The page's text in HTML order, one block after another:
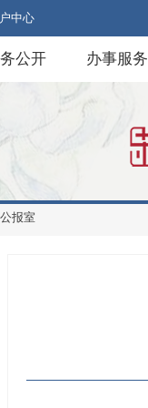
中心
公开 办事服务
报室